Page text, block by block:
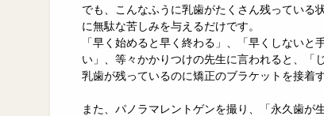
でも、こんなふうに乳歯がたくさん残っている
に無駄な苦しみを与えるだけです。
「早く始めると早く終わる」、「早くしない
い」、等々かかりつけの先生に言われると、「
乳歯が残っているのに矯正のブラケットを接着
また、パノラマレントゲンを撮り、「永久歯が